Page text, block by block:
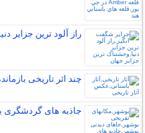
راز آلود ترین جزایر
چند اثر تاریخی
جاذبه های گردشگری